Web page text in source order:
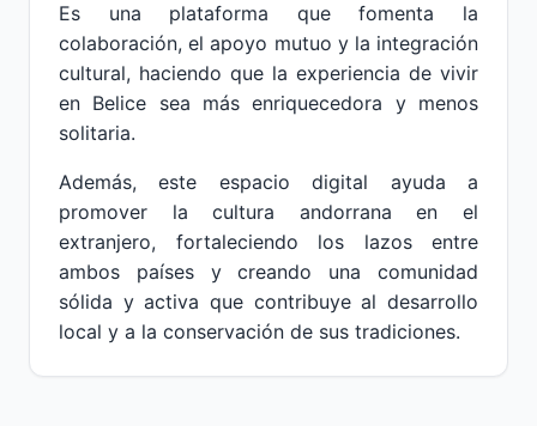
Es una plataforma que fomenta la
colaboración, el apoyo mutuo y la integración
cultural, haciendo que la experiencia de vivir
en Belice sea más enriquecedora y menos
solitaria.
Además, este espacio digital ayuda a
promover la cultura andorrana en el
extranjero, fortaleciendo los lazos entre
ambos países y creando una comunidad
sólida y activa que contribuye al desarrollo
local y a la conservación de sus tradiciones.